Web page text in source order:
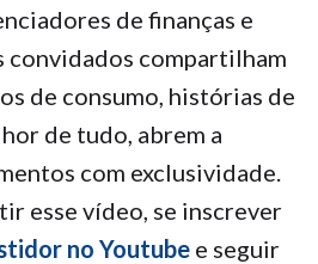
de finanças e
convidados compartilham
de consumo, histórias de
de tudo, abrem a
com exclusividade.
esse vídeo, se inscrever
no Youtube e seguir